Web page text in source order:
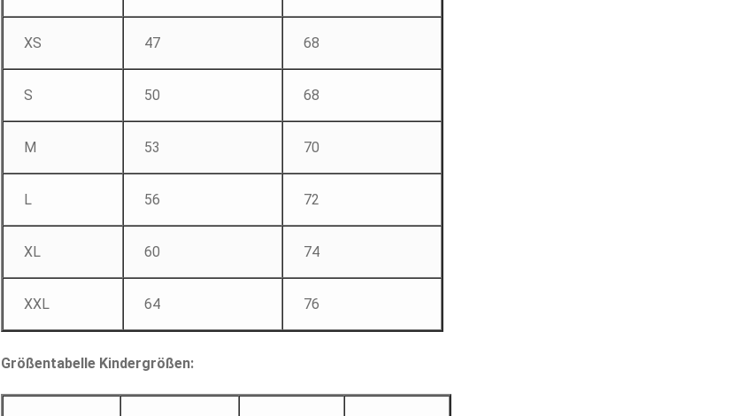
XS 47 68
S 50 68
M 53 70
L 56 72
XL 60 74
XXL 64 76
Größentabelle Kindergrößen: